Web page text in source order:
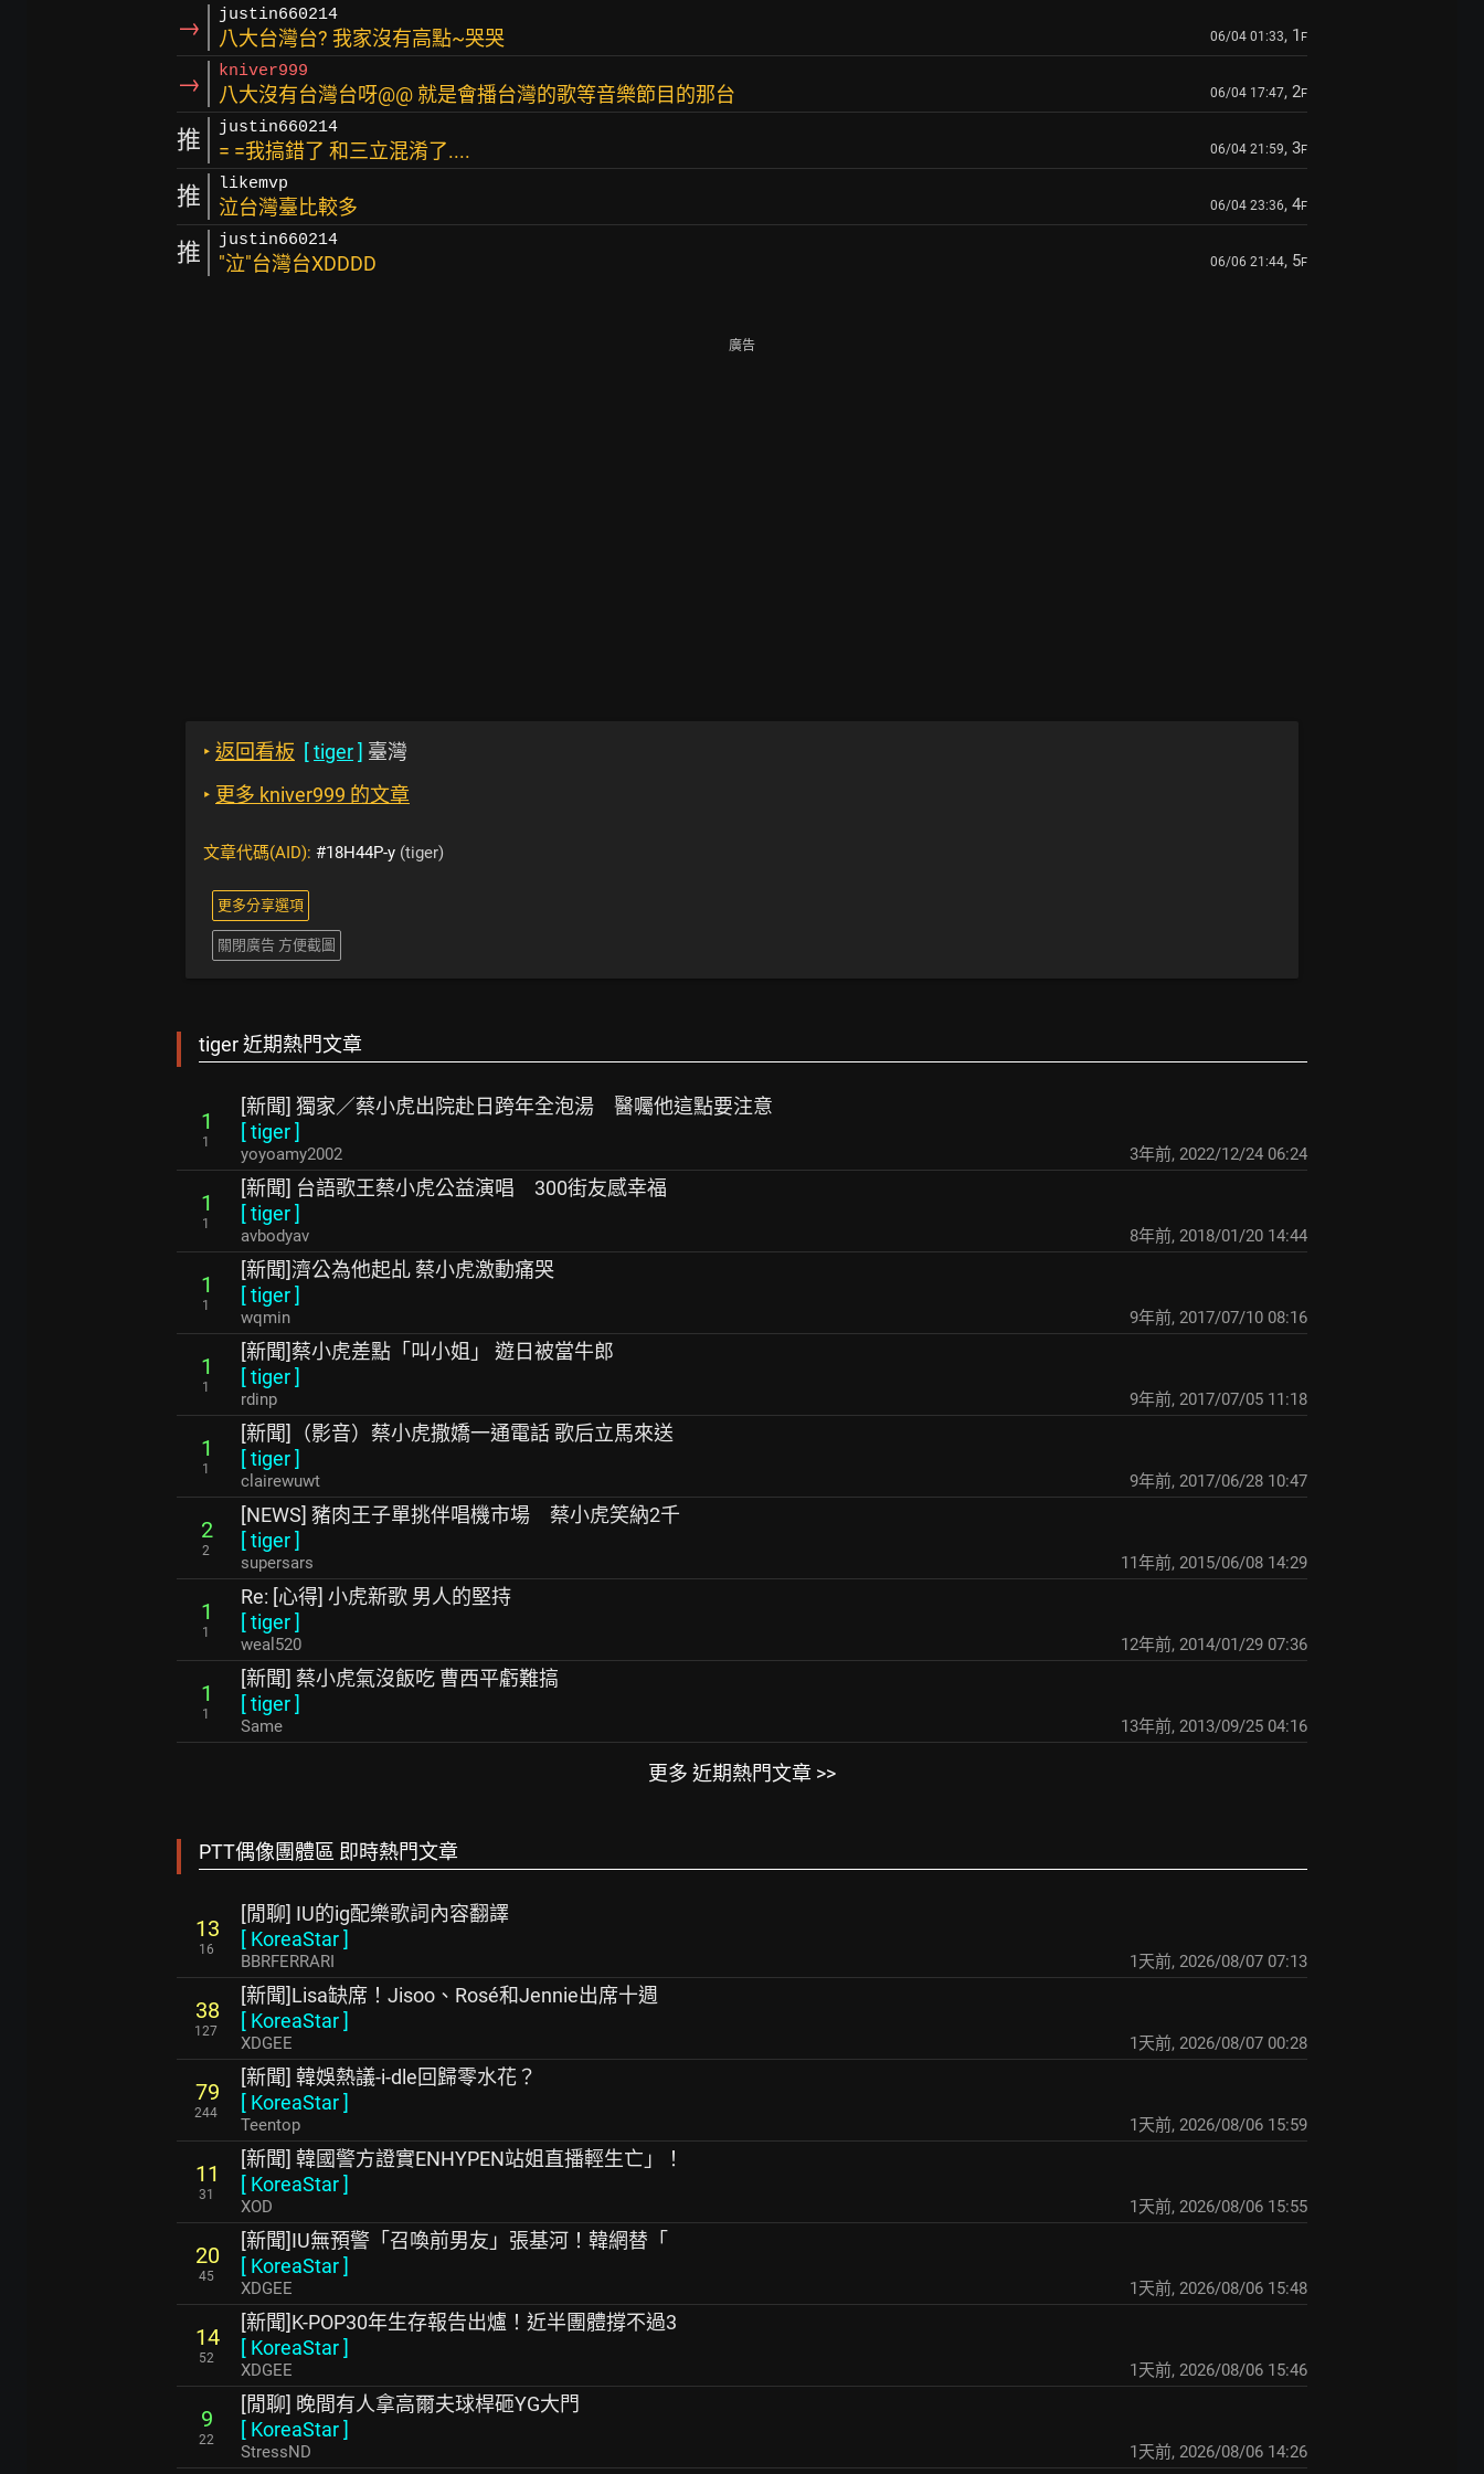
→ justin660214
八大台灣台? 我家沒有高點~哭哭 06/04 01:33, 1 F
→ kniver999
八大沒有台灣台呀@@ 就是會播台灣的歌等音樂節目的那台 06/04 17:47, 2F
推 justin660214
= =我搞錯了 和三立混淆了.... 06/04 21:59, 3F
推 likemvp
泣台灣臺比較多 06/04 23:36, 4F
推 justin660214
"泣"台灣台XDDDD 06/06 21:44, 5F
廣告
‣ 返回看板 [tiger] 臺灣
‣ 更多 kniver999 的文章
文章代碼(AID): #18H44P-y (tiger)
更多分享選項
關閉廣告 方便截圖
tiger 近期熱門文章
1
1
[新聞] 獨家／蔡小虎出院赴日跨年全泡湯 醫囑他這點要注意
[tiger]
yoyoamy2002 3年前, 2022/12/24 06:24
1
1
[新聞] 台語歌王蔡小虎公益演唱 300街友感幸福
[tiger]
avbodyav 8年前, 2018/01/20 14:44
1
1
[新聞]濟公為他起乩 蔡小虎激動痛哭
[tiger]
wqmin 9年前, 2017/07/10 08:16
1
1
[新聞]蔡小虎差點「叫小姐」 遊日被當牛郎
[tiger]
rdinp 9年前, 2017/07/05 11:18
1
1
[新聞]（影音）蔡小虎撒嬌一通電話 歌后立馬來送
[tiger]
clairewuwt 9年前, 2017/06/28 10:47
2
2
[NEWS] 豬肉王子單挑伴唱機市場 蔡小虎笑納2千
[tiger]
supersars 11年前, 2015/06/08 14:29
1
1
Re: [心得] 小虎新歌 男人的堅持
[tiger]
weal520 12年前, 2014/01/29 07:36
1
1
[新聞] 蔡小虎氣沒飯吃 曹西平虧難搞
[tiger]
Same 13年前, 2013/09/25 04:16
更多 近期熱門文章 >>
PTT偶像團體區 即時熱門文章
13
16
[閒聊] IU的ig配樂歌詞內容翻譯
[ KoreaStar]
BBRFERRARI 1天前, 2026/08/07 07:13
38
127
[新聞]Lisa缺席！Jisoo、Rosé和Jennie出席十週
[ KoreaStar]
XDGEE 1天前, 2026/08/07 00:28
79
244
[新聞] 韓娛熱議-i-dle回歸零水花？
[ KoreaStar]
Teentop 1天前, 2026/08/06 15:59
11
31
[新聞] 韓國警方證實ENHYPEN站姐直播輕生亡」！
[ KoreaStar]
XOD 1天前, 2026/08/06 15:55
20
45
[新聞]IU無預警「召喚前男友」張基河！韓網替「
[ KoreaStar]
XDGEE 1天前, 2026/08/06 15:48
14
52
[新聞]K-POP30年生存報告出爐！近半團體撐不過3
[ KoreaStar]
XDGEE 1天前, 2026/08/06 15:46
9
22
[閒聊] 晚間有人拿高爾夫球桿砸YG大門
[ KoreaStar]
StressND 1天前, 2026/08/06 14:26